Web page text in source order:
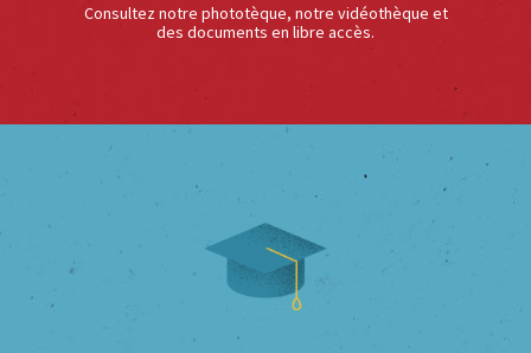
Consultez notre phototèque, notre vidéothèque et
des documents en libre accès.